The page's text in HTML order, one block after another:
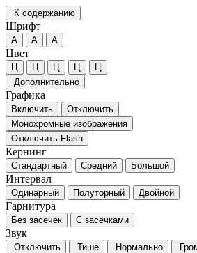
К содержанию
Шрифт
А А А
Цвет
Ц Ц Ц Ц
Ц
Дополнительно
Графика
Включить
Отключить
Монохромные изображения
Отключить Flash
Кернинг
Стандартный Средний Большой
Интервал
Одинарный Полуторный Двойной
Гарнитура
Без засечек С засечками
Звук
Отключить Тише Нормально